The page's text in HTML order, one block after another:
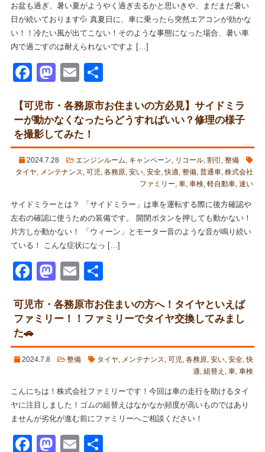
お盆も過ぎ、暑い夏がようやく過ぎ去るかと思いきや、まだまだ暑い
日が続いております💦 真夏日に、車に乗ったら突然エアコンが効かな
い！！冷たい風が出てこない！そのような事態になった場合、暑い車
内で過ごすのは耐えられないですよ […]
Facebook
Mastodon
Email
共
【可児市・各務原市お住まいの方必見】サイドミラ
ーが動かなくなったらどうすればいい？修理の様子
を撮影してみた！
2024.7.28 エンジンルーム キャンペーン リコール, 割引
整備
タイヤ
メンテナンス 可児 各務原, 安い, 安全,快適 整備, 普通車, 株式会社
ファミリー 車, 車検 軽自動車, 速い
サイドミラーとは？ 「サイドミラー」は車を運転する際に後方確認や
左右の確認に使うための装備です。 開閉ボタンを押しても動かない！
片方しか動かない！ 「ウィーン」とモーター音のような音が鳴り続い
ている！ こんな症状になっ […]
Facebook
Mastodon
Email
可児市・各務原市お住まいの方へ！タイヤといえば
ファミリー！！ファミリーでタイヤ交換してみまし
た🚗
2024.7.8 整備 タイヤ メンテナンス 可児 各務原, 安い, 安全,快
適 組替え 車, 車検
こんにちは！株式会社ファミリーです！今回は車の走行を助けるタイ
ヤに注目しました！ゴムの組替えはなかなか頻度が高いものではあり
ませんが劣化が進む前にファミリーへご相談ください！
Facebook
Mastodon
Email